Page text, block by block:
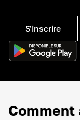
S'inscrire
Comment